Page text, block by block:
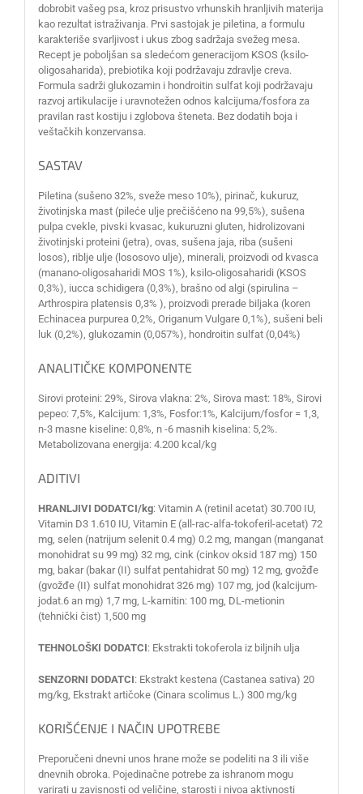
dobrobit vašeg psa, kroz prisustvo vrhunskih hranljivih materija
kao rezultat istraživanja. Prvi sastojak je piletina, a formulu
karakteriše svarljivost i ukus zbog sadržaja svežeg mesa.
Recept je poboljšan sa sledećom generacijom KSOS (ksilo-
oligosaharida), prebiotika koji podržavaju zdravlje creva.
Formula sadrži glukozamin i hondroitin sulfat koji podržavaju
razvoj artikulacije i uravnotežen odnos kalcijuma/fosfora za
pravilan rast kostiju i zglobova šteneta. Bez dodatih boja i
veštačkih konzervansa.
SASTAV
Piletina (sušeno 32%, sveže meso 10%), pirinač, kukuruz,
životinjska mast (pileće ulje prečišćeno na 99,5%), sušena
pulpa cvekle, pivski kvasac, kukuruzni gluten, hidrolizovani
životinjski proteini (jetra), ovas, sušena jaja, riba (sušeni
losos), riblje ulje (lososovo ulje), minerali, proizvodi od kvasca
(manano-oligosaharidi MOS 1%), ksilo-oligosaharidi (KSOS
0,3%), iucca schidigera (0,3%), brašno od algi (spirulina –
Arthrospira platensis 0,3% ), proizvodi prerade biljaka (koren
Echinacea purpurea 0,2%, Origanum Vulgare 0,1%), sušeni beli
luk (0,2%), glukozamin (0,057%), hondroitin sulfat (0,04%)
ANALITIČKE KOMPONENTE
Sirovi proteini: 29%, Sirova vlakna: 2%, Sirova mast: 18%, Sirovi
pepeo: 7,5%, Kalcijum: 1,3%, Fosfor:1%, Kalcijum/fosfor = 1,3,
n-3 masne kiseline: 0,8%, n -6 masnih kiselina: 5,2%.
Metabolizovana energija: 4.200 kcal/kg
ADITIVI
HRANLJIVI DODATCI/kg: Vitamin A (retinil acetat) 30.700 IU,
Vitamin D3 1.610 IU, Vitamin E (all-rac-alfa-tokoferil-acetat) 72
mg, selen (natrijum selenit 0.4 mg) 0.2 mg, mangan (manganat
monohidrat su 99 mg) 32 mg, cink (cinkov oksid 187 mg) 150
mg, bakar (bakar (II) sulfat pentahidrat 50 mg) 12 mg, gvožđe
(gvožđe (II) sulfat monohidrat 326 mg) 107 mg, jod (kalcijum-
jodat.6 an mg) 1,7 mg, L-karnitin: 100 mg, DL-metionin
(tehnički čist) 1,500 mg
TEHNOLOŠKI DODATCI: Ekstrakti tokoferola iz biljnih ulja
SENZORNI DODATCI: Ekstrakt kestena (Castanea sativa) 20
mg/kg, Ekstrakt artičoke (Cinara scolimus L.) 300 mg/kg
KORIŠĆENJE I NAČIN UPOTREBE
Preporučeni dnevni unos hrane može se podeliti na 3 ili više
dnevnih obroka. Pojedinačne potrebe za ishranom mogu
varirati u zavisnosti od veličine, starosti i nivoa aktivnosti